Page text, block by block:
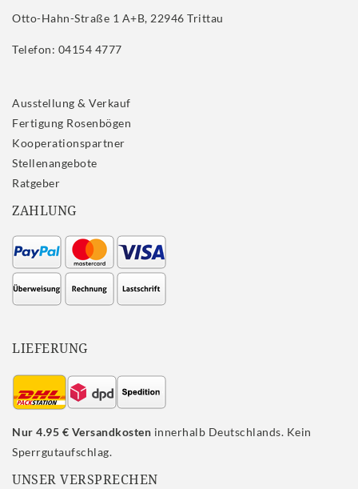
Otto-Hahn-Straße 1 A+B, 22946 Trittau
Telefon: 04154 4777
Ausstellung & Verkauf
Fertigung Rosenbögen
Kooperationspartner
Stellenangebote
Ratgeber
ZAHLUNG
LIEFERUNG
Nur 4.95 € Versandkosten innerhalb Deutschlands. Kein
Sperrgutaufschlag.
UNSER VERSPRECHEN